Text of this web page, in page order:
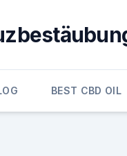
BEST CBD OIL